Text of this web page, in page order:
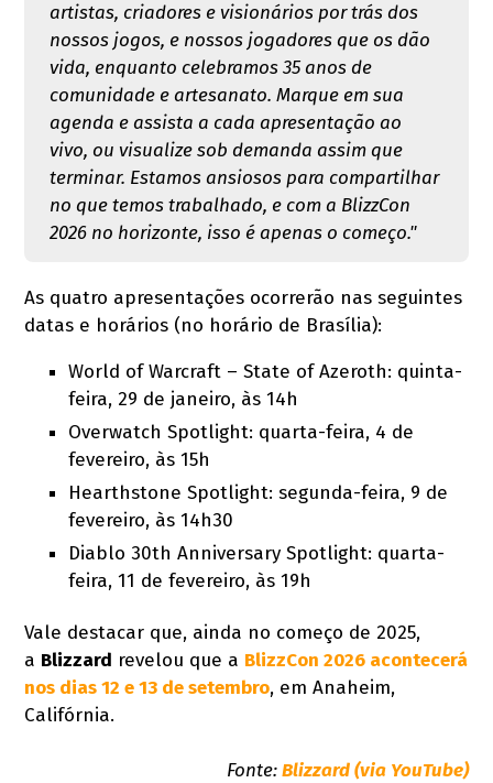
artistas, criadores e visionários por trás dos
nossos jogos, e nossos jogadores que os dão
vida, enquanto celebramos 35 anos de
comunidade e artesanato. Marque em sua
agenda e assista a cada apresentação ao
vivo, ou visualize sob demanda assim que
terminar. Estamos ansiosos para compartilhar
no que temos trabalhado, e com a BlizzCon
2026 no horizonte, isso é apenas o começo."
As quatro apresentações ocorrerão nas seguintes
datas e horários (no horário de Brasília):
World of Warcraft – State of Azeroth: quinta-
feira, 29 de janeiro, às 14h
Overwatch Spotlight: quarta-feira, 4 de
fevereiro, às 15h
Hearthstone Spotlight: segunda-feira, 9 de
fevereiro, às 14h30
Diablo 30th Anniversary Spotlight: quarta-
feira, 11 de fevereiro, às 19h
Vale destacar que, ainda no começo de 2025,
a Blizzard revelou que a BlizzCon 2026 acontecerá
nos dias 12 e 13 de setembro, em Anaheim,
Califórnia.
Fonte:Blizzard (via YouTube)